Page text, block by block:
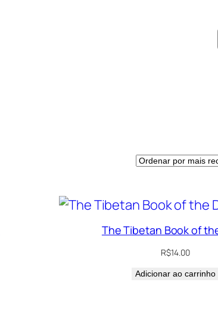
The Tibetan Book of
R$14.00
Adicionar ao carrinho